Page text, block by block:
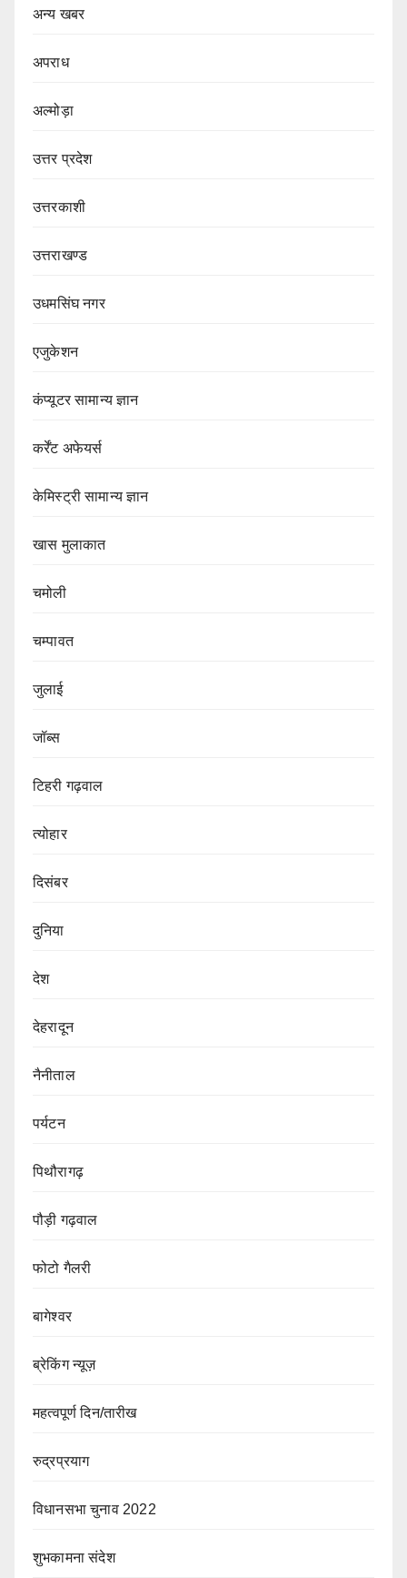
अन्य खबर
अपराध
अल्मोड़ा
उत्तर प्रदेश
उत्तरकाशी
उत्तराखण्ड
उधमसिंघ नगर
एजुकेशन
कंप्यूटर सामान्य ज्ञान
कर्रेंट अफेयर्स
केमिस्ट्री सामान्य ज्ञान
खास मुलाकात
चमोली
चम्पावत
जुलाई
जॉब्स
टिहरी गढ़वाल
त्योहार
दिसंबर
दुनिया
देश
देहरादून
नैनीताल
पर्यटन
पिथौरागढ़
पौड़ी गढ़वाल
फोटो गैलरी
बागेश्वर
ब्रेकिंग न्यूज़
महत्वपूर्ण दिन/तारीख
रुद्रप्रयाग
विधानसभा चुनाव 2022
शुभकामना संदेश